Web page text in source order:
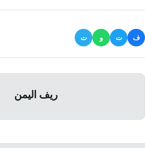
ف ت و ت
ريف اليمن